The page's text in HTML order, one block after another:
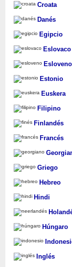
Croata
Danés
Egipcio
Eslovaco
Esloveno
Estonio
Euskera
Filipino
Finlandés
Francés
Griego
Hebreo
Hindi
Húngaro
Inglés